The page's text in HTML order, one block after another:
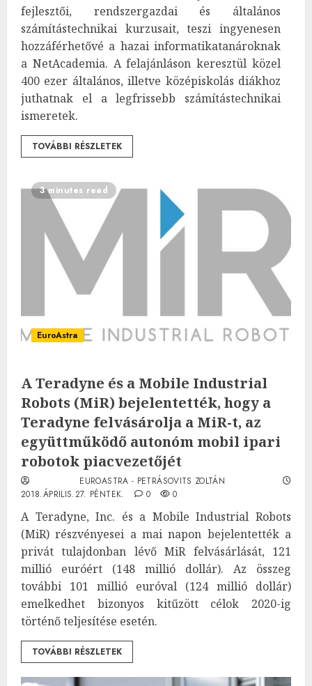
fejlesztői, rendszergazdai és általános
számítástechnikai kurzusait, teszi ingyenesen
hozzáférhetővé a hazai informatikatanároknak
a NetAcademia. A felajánláson keresztül közel
400 ezer általános, illetve középiskolás diákhoz
juthatnak el a legfrissebb számítástechnikai
ismeretek.
TOVÁBBI RÉSZLETEK
3 minutes read
EuroAstra
A Teradyne és a Mobile Industrial
Robots (MiR) bejelentették, hogy a
Teradyne felvásárolja a MiR-t, az
együttműködő autonóm mobil ipari
robotok piacvezetőjét
EUROASTRA - PETRÁSOVITS ZOLTÁN
2018.ÁPRILIS.27. PÉNTEK.
0 0
A Teradyne, Inc. és a Mobile Industrial Robots
(MiR) részvényesei a mai napon bejelentették a
privát tulajdonban lévő MiR felvásárlását, 121
millió euróért (148 millió dollár). Az összeg
további 101 millió euróval (124 millió dollár)
emelkedhet bizonyos kitűzött célok 2020-ig
történő teljesítése esetén.
TOVÁBBI RÉSZLETEK